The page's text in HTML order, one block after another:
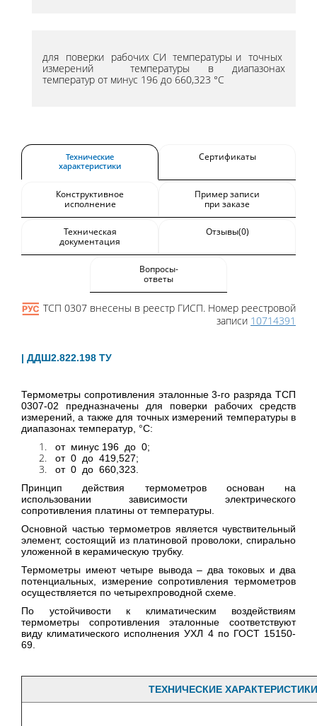
для поверки рабочих СИ температуры и точных
измерений температуры в диапазонах
температур от минус 196 до 660,323 °С
Технические
характеристики
Сертификаты
Конструктивное
исполнение
Пример записи
при заказе
Техническая
документация
Отзывы(0)
Вопросы-
ответы
ТСП 0307 внесены в реестр ГИСП. Номер реестровой
записи 10714391
| ДДШ2.822.198 ТУ
Термометры сопротивления эталонные 3-го разряда ТСП
0307-02 предназначены для поверки рабочих средств
измерений, а также для точных измерений температуры в
диапазонах температур, °С:
от минус 196 до 0;
от 0 до 419,527;
от 0 до 660,323.
Принцип действия термометров основан на
использовании зависимости электрического
сопротивления платины от температуры.
Основной частью термометров является чувствительный
элемент, состоящий из платиновой проволоки, спирально
уложенной в керамическую трубку.
Термометры имеют четыре вывода – два токовых и два
потенциальных, измерение сопротивления термометров
осуществляется по четырехпроводной схеме.
По устойчивости к климатическим воздействиям
термометры сопротивления эталонные соответствуют
виду климатического исполнения УХЛ 4 по ГОСТ 15150-
69.
ТЕХНИЧЕСКИЕ ХАРАКТЕРИСТИКИ